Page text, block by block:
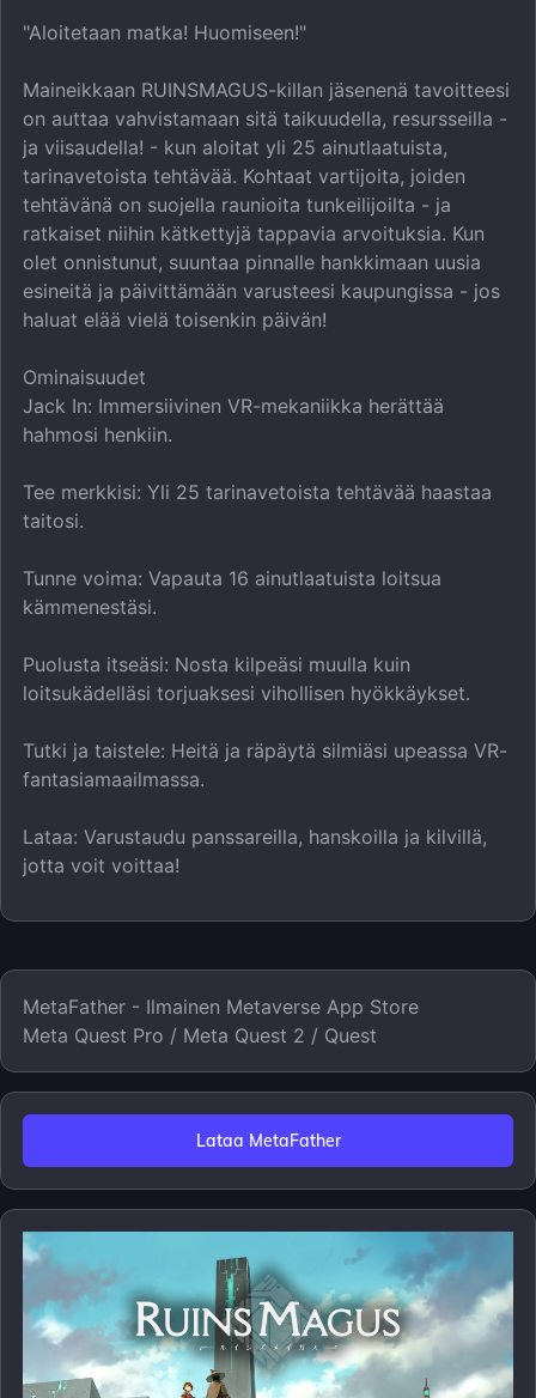
"Aloitetaan matka! Huomiseen!"
Maineikkaan RUINSMAGUS-killan jäsenenä tavoitteesi
on auttaa vahvistamaan sitä taikuudella, resursseilla -
ja viisaudella! - kun aloitat yli 25 ainutlaatuista,
tarinavetoista tehtävää. Kohtaat vartijoita, joiden
tehtävänä on suojella raunioita tunkeilijoilta - ja
ratkaiset niihin kätkettyjä tappavia arvoituksia. Kun
olet onnistunut, suuntaa pinnalle hankkimaan uusia
esineitä ja päivittämään varusteesi kaupungissa - jos
haluat elää vielä toisenkin päivän!
Ominaisuudet
Jack In: Immersiivinen VR-mekaniikka herättää
hahmosi henkiin.
Tee merkkisi: Yli 25 tarinavetoista tehtävää haastaa
taitosi.
Tunne voima: Vapauta 16 ainutlaatuista loitsua
kämmenestäsi.
Puolusta itseäsi: Nosta kilpeäsi muulla kuin
loitsukädelläsi torjuaksesi vihollisen hyökkäykset.
Tutki ja taistele: Heitä ja räpäytä silmiäsi upeassa VR-
fantasiamaailmassa.
Lataa: Varustaudu panssareilla, hanskoilla ja kilvillä,
jotta voit voittaa!
MetaFather - Ilmainen Metaverse App Store
Meta Quest Pro / Meta Quest 2 / Quest
Lataa MetaFather